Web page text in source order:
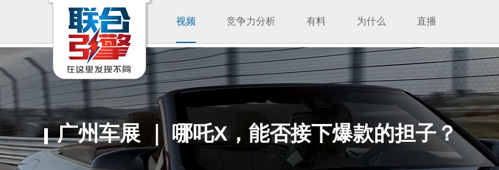
视频 竞争力分析 有料 为什么 直播
广州车展 ｜ 哪吒X，能否接下爆款的担子？